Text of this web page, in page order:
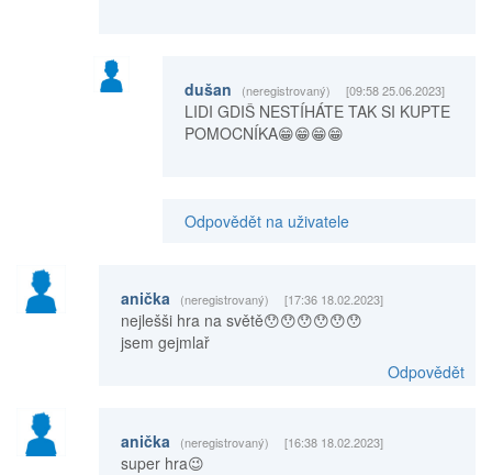
dušan (neregistrovaný) [09:58 25.06.2023]
LIDI GDIŠ NESTÍHÁTE TAK SI KUPTE
POMOCNÍKA😁😁😁😁
Odpovědět na uživatele
anička (neregistrovaný) [17:36 18.02.2023]
nejlešši hra na světě😯😯😯😯😯😯
jsem gejmlař
Odpovědět
anička (neregistrovaný) [16:38 18.02.2023]
super hra😉